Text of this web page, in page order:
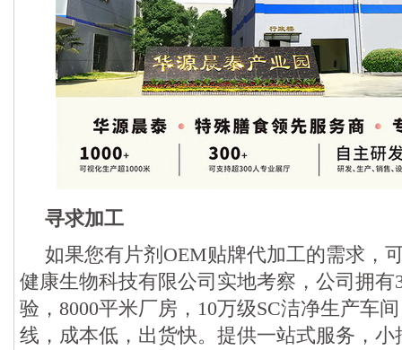
寻求加工
如果您有片剂OEM贴牌代加工的需求，
健康生物科技有限公司实地考察，公司拥有
验，8000平米厂房，10万级SC洁净生产车
线，成本低，出货快。提供一站式服务，